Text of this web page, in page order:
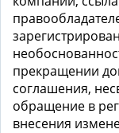
прекращении
соглашения,
обращение в
внесения